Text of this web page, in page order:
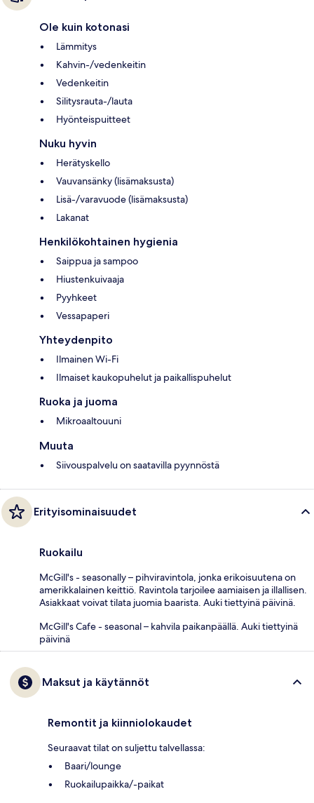
Ole kuin kotonasi
Lämmitys
Kahvin-/vedenkeitin
Vedenkeitin
Silitysrauta-/lauta
Hyönteispuitteet
Nuku hyvin
Herätyskello
Vauvansänky (lisämaksusta)
Lisä-/varavuode (lisämaksusta)
Lakanat
Henkilökohtainen hygienia
Saippua ja sampoo
Hiustenkuivaaja
Pyyhkeet
Vessapaperi
Yhteydenpito
Ilmainen Wi-Fi
Ilmaiset kaukopuhelut ja paikallispuhelut
Ruoka ja juoma
Mikroaaltouuni
Muuta
Siivouspalvelu on saatavilla pyynnöstä
Erityisominaisuudet
Ruokailu
McGill's - seasonally – pihviravintola, jonka erikoisuutena on
amerikkalainen keittiö. Ravintola tarjoilee aamiaisen ja illallisen.
Asiakkaat voivat tilata juomia baarista. Auki tiettyinä päivinä.
McGill's Cafe - seasonal – kahvila paikanpäällä. Auki tiettyinä
päivinä
Maksut ja käytännöt
Remontit ja kiinniolokaudet
Seuraavat tilat on suljettu talvellassa:
Baari/lounge
Ruokailupaikka/-paikat